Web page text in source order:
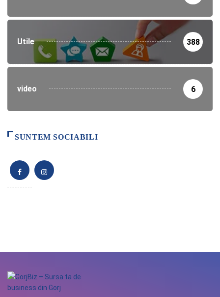
Utile 388
video 6
SUNTEM SOCIABILI